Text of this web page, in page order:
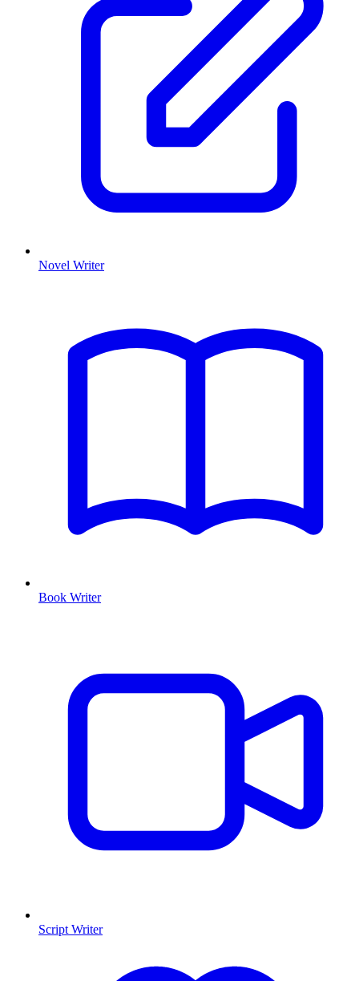
Novel Writer
Book Writer
Script Writer